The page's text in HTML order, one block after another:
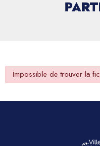
Impossible de trouver la